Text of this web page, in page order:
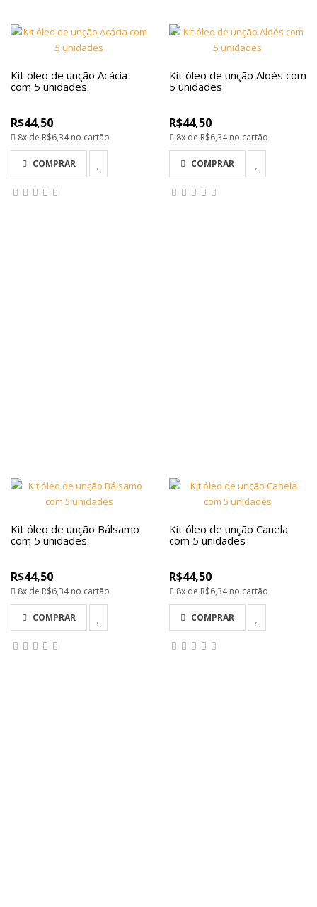
Kit óleo de unção Acácia
com 5 unidades
R$44,50
8x de R$6,34no cartão
COMPRAR
Kit óleo de unção Aloés com
5 unidades
R$44,50
8x de R$6,34no cartão
COMPRAR
Kit óleo de unção Bálsamo
com 5 unidades
R$44,50
8x de R$6,34no cartão
COMPRAR
Kit óleo de unção Canela
com 5 unidades
R$44,50
8x de R$6,34no cartão
COMPRAR